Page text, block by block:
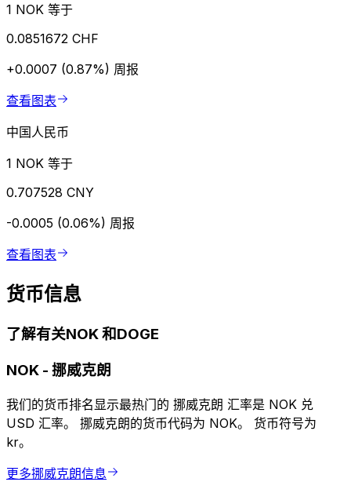
1 NOK 等于
0.0851672 CHF
+0.0007 (0.87%) 周报
查看图表
中国人民币
1 NOK 等于
0.707528 CNY
-0.0005 (0.06%) 周报
查看图表
货币信息
了解有关NOK 和DOGE
NOK - 挪威克朗
我们的货币排名显示最热门的 挪威克朗 汇率是 NOK 兑
USD 汇率。 挪威克朗的货币代码为 NOK。 货币符号为
kr。
更多挪威克朗信息